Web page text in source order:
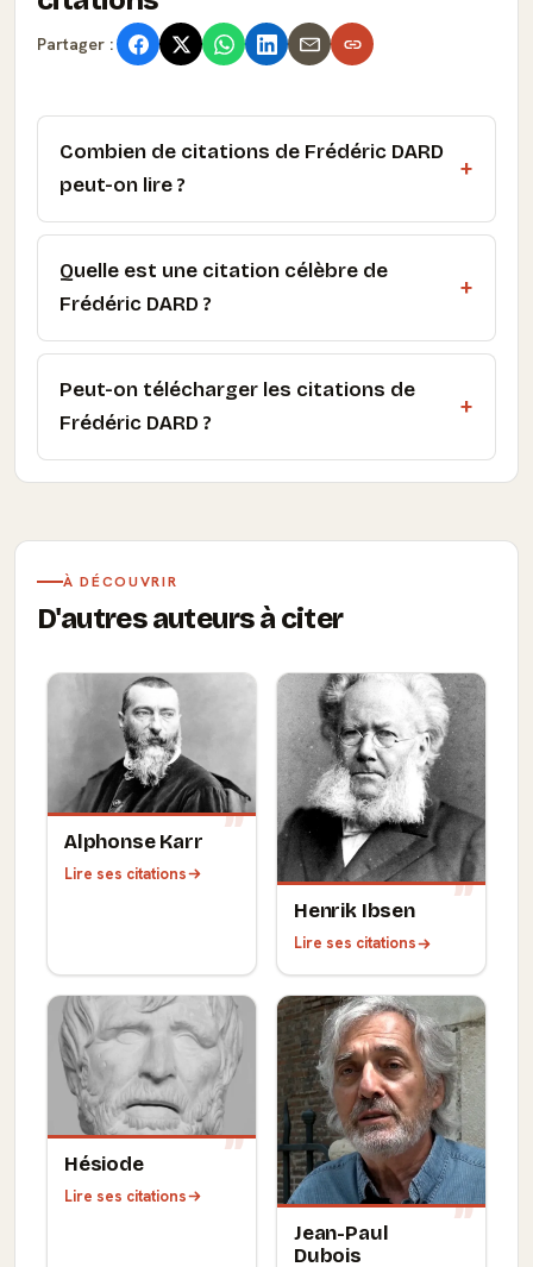
Partager :
Combien de citations de Frédéric DARD
peut-on lire ?
Quelle est une citation célèbre de
Frédéric DARD ?
Peut-on télécharger les citations de
Frédéric DARD ?
À DÉCOUVRIR
D'autres auteurs à citer
Alphonse Karr
Lire ses citations
Henrik Ibsen
Lire ses citations
Hésiode
Lire ses citations
Jean-Paul
Dubois